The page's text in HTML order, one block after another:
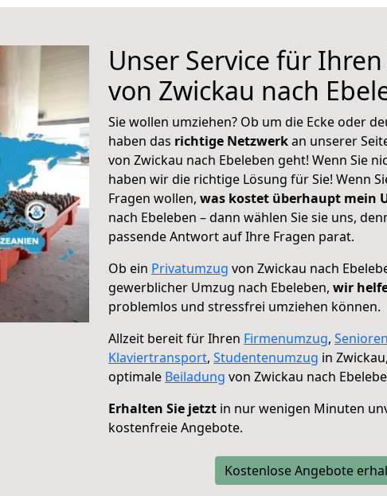
Unser Service für
von Zwickau nach
Sie wollen umziehen? Ob um die Ecke oder
haben das richtige Netzwerkan unserer
von Zwickau nach Ebeleben geht! Wenn Sie
haben wir die richtige Lösung für Sie! Wenn
Fragen wollen, was kostet überhaupt mein
nach Ebeleben – dann wählen Sie sie uns,
passende Antwort auf Ihre Fragen parat.
Ob ein Privatumzug von Zwickau nach
gewerblicher Umzug nach Ebeleben, wir
problemlos und stressfrei umziehen können.
Allzeit bereit für Ihren Firmenumzug,
Klaviertransport, Studentenumzug in Zwickau,
optimale Beiladung von Zwickau nach
Erhalten Sie jetzt in nur wenigen Minuten
kostenfreie Angebote.
Kostenlose Angebote